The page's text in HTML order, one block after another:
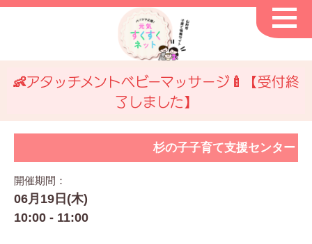
👶アタッチメントベビーマッサージ🍼【受付終
了しました】
杉の子子育て支援センター
開催期間：
06月19日(木)
10:00 - 11:00